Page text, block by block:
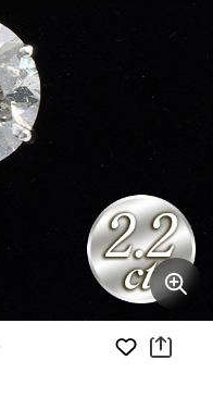
お気に入り